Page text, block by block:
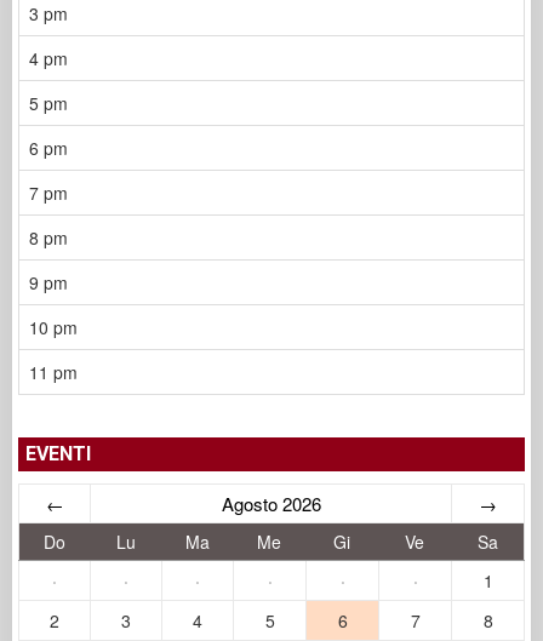
3 pm
4 pm
5 pm
6 pm
7 pm
8 pm
9 pm
10 pm
11 pm
EVENTI
← Agosto 2026 →
Do Lu Ma Me Gi Ve
Sa
·
· · · · ·
1
2
3 4 5 6 7 8